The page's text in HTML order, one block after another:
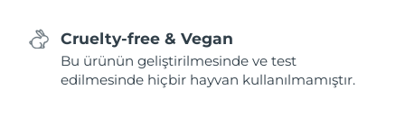
Cruelty-free & Vegan
Bu ürünün geliştirilmesinde ve test
edilmesinde hiçbir hayvan kullanılmamıştır.